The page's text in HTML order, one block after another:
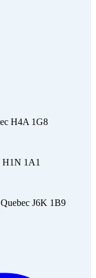
H4A 1G8
H1N 1A1
J6K 1B9